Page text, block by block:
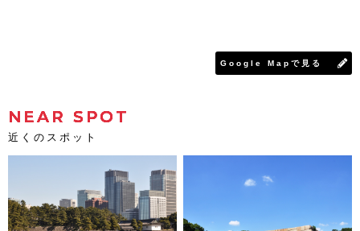
Google Mapで見る
NEAR SPOT
近くのスポット